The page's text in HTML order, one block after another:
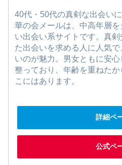
40代・50代の真剣な出会い
華の会メールは、中高年層
い出会い系サイトです。真
た出会いを求める人に人気
いのが魅力。男女ともに安
整っており、年齢を重ねた
こにはあります。
詳細ペ
公式ペ